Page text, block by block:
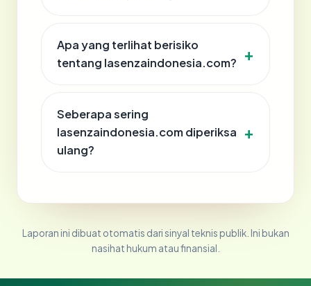
Apa yang terlihat berisiko
tentang lasenzaindonesia.com?
Seberapa sering
lasenzaindonesia.com diperiksa
ulang?
Laporan ini dibuat otomatis dari sinyal teknis publik. Ini bukan
nasihat hukum atau finansial.